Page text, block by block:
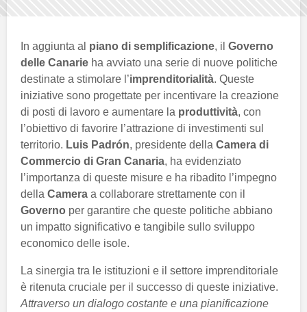
In aggiunta al piano di semplificazione, il Governo
delle Canarie ha avviato una serie di nuove politiche
destinate a stimolare l’imprenditorialità. Queste
iniziative sono progettate per incentivare la creazione
di posti di lavoro e aumentare la produttività, con
l’obiettivo di favorire l’attrazione di investimenti sul
territorio. Luis Padrón, presidente della Camera di
Commercio di Gran Canaria, ha evidenziato
l’importanza di queste misure e ha ribadito l’impegno
della Camera a collaborare strettamente con il
Governo per garantire che queste politiche abbiano
un impatto significativo e tangibile sullo sviluppo
economico delle isole.
La sinergia tra le istituzioni e il settore imprenditoriale
è ritenuta cruciale per il successo di queste iniziative.
Attraverso un dialogo costante e una pianificazione